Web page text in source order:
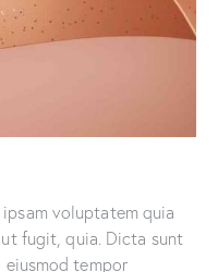
voluptatem quia
fugit, quia. Dicta sunt
tempor